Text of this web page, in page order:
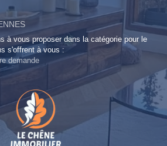
à vous proposer dans la catégorie pour le
s'offrent à vous :
demande